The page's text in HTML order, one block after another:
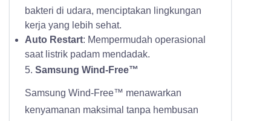
bakteri di udara, menciptakan lingkungan
kerja yang lebih sehat.
Auto Restart: Mempermudah operasional
saat listrik padam mendadak.
5. Samsung Wind-Free™
Samsung Wind-Free™ menawarkan
kenyamanan maksimal tanpa hembusan